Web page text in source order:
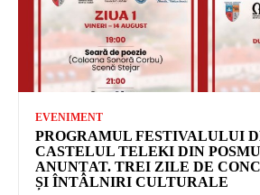
EVENIMENT
PROGRAMUL FESTIVALULUI
CASTELUL TELEKI DIN
ANUNȚAT. TREI ZILE DE
ȘI ÎNTÂLNIRI CULTURALE